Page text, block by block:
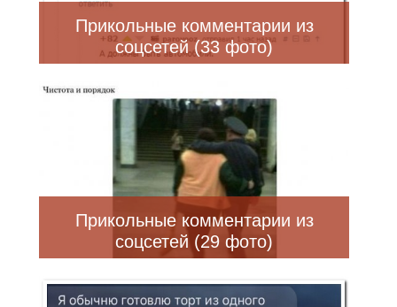
Прикольные комментарии из
соцсетей (33 фото)
Прикольные комментарии из
соцсетей (29 фото)